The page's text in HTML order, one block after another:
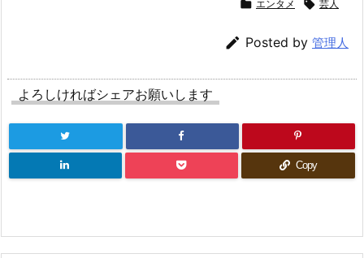
 エンタメ  芸人
 Posted by 管理人
よろしければシェアお願いします
Copy